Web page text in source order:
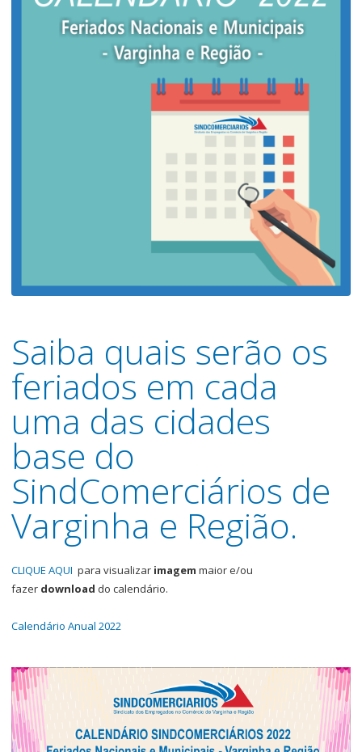
Saiba quais serão os
feriados em cada
uma das cidades
base do
SindComerciários de
Varginha e Região.
CLIQUE AQUI para visualizar imagem maior e/ou
fazer download do calendário.
Calendário Anual 2022